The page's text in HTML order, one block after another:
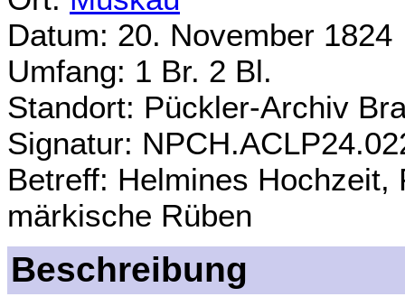
Datum: 20. November 1824
Umfang: 1 Br. 2 Bl.
Standort: Pückler-Archiv
Signatur:
Betreff: Helmines Hochzeit,
märkische Rüben
Beschreibung